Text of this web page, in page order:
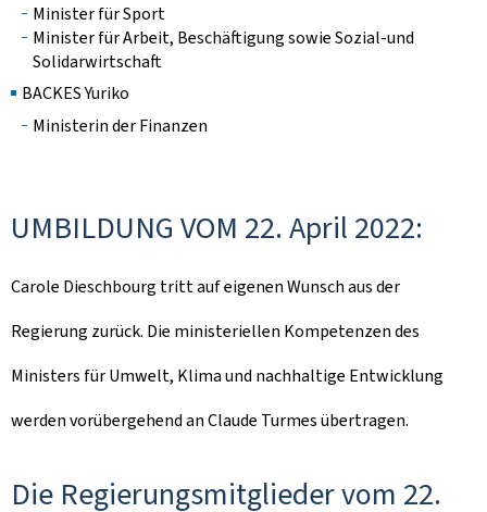
Minister für Sport
Minister für Arbeit, Beschäftigung sowie Sozial-und
Solidarwirtschaft
BACKES Yuriko
Ministerin der Finanzen
UMBILDUNG VOM 22. April 2022:
Carole Dieschbourg tritt auf eigenen Wunsch aus der
Regierung zurück. Die ministeriellen Kompetenzen des
Ministers für Umwelt, Klima und nachhaltige Entwicklung
werden vorübergehend an Claude Turmes übertragen.
Die Regierungsmitglieder vom 22.